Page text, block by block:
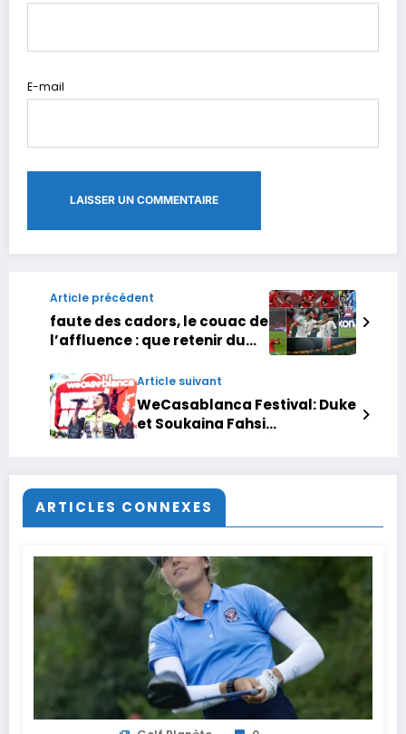
E-mail
Article précédent
faute des cadors, le couac de
l’affluence : que retenir du
des Nations ?Article suivant
WeCasablanca Festival: Duke
et Soukaina Fahsi
ARTICLES CONNEXES